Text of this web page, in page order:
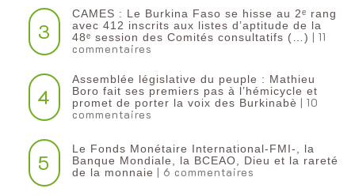
3
CAMES : Le Burkina Faso se hisse au 2ᵉ rang
avec 412 inscrits aux listes d’aptitude de la
48ᵉ session des Comités consultatifs (…) | 11
commentaires
4
Assemblée législative du peuple : Mathieu
Boro fait ses premiers pas à l’hémicycle et
promet de porter la voix des Burkinabè | 10
commentaires
5
Le Fonds Monétaire International-FMI-, la
Banque Mondiale, la BCEAO, Dieu et la rareté
de la monnaie | 6 commentaires